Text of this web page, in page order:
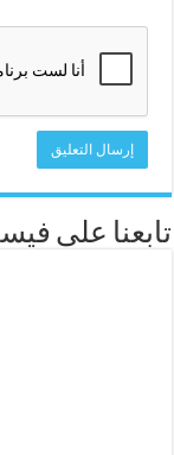
تابعنا على